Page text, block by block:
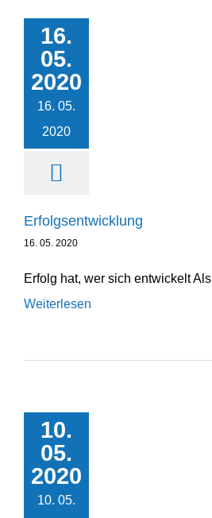
16.
05.
2020
16. 05.
2020
Erfolgs­ent­wicklung
16. 05. 2020
Erfolg hat, wer sich entwickelt Als
Weiterlesen
10.
05.
2020
10. 05.